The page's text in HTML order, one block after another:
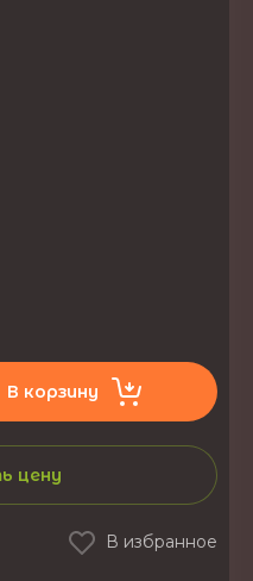
В корзину
цену
В избранное